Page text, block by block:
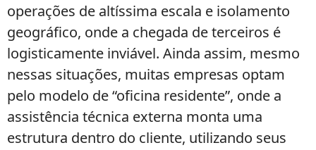
operações de altíssima escala e isolamento
geográfico, onde a chegada de terceiros é
logisticamente inviável. Ainda assim, mesmo
nessas situações, muitas empresas optam
pelo modelo de “oficina residente”, onde a
assistência técnica externa monta uma
estrutura dentro do cliente, utilizando seus